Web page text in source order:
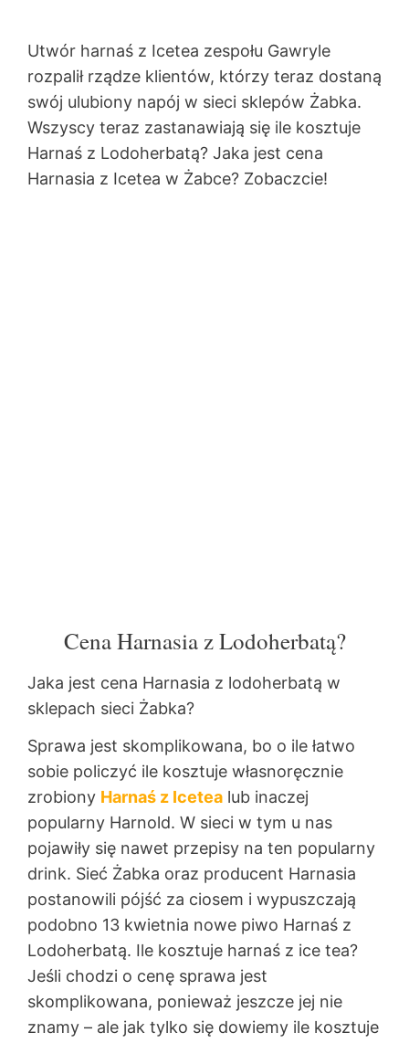
Utwór harnaś z Icetea zespołu Gawryle
rozpalił rządze klientów, którzy teraz dostaną
swój ulubiony napój w sieci sklepów Żabka.
Wszyscy teraz zastanawiają się ile kosztuje
Harnaś z Lodoherbatą? Jaka jest cena
Harnasia z Icetea w Żabce? Zobaczcie!
Cena Harnasia z Lodoherbatą?
Jaka jest cena Harnasia z lodoherbatą w
sklepach sieci Żabka?
Sprawa jest skomplikowana, bo o ile łatwo
sobie policzyć ile kosztuje własnoręcznie
zrobiony Harnaś z Icetea lub inaczej
popularny Harnold. W sieci w tym u nas
pojawiły się nawet przepisy na ten popularny
drink. Sieć Żabka oraz producent Harnasia
postanowili pójść za ciosem i wypuszczają
podobno 13 kwietnia nowe piwo Harnaś z
Lodoherbatą. Ile kosztuje harnaś z ice tea?
Jeśli chodzi o cenę sprawa jest
skomplikowana, ponieważ jeszcze jej nie
znamy – ale jak tylko się dowiemy ile kosztuje